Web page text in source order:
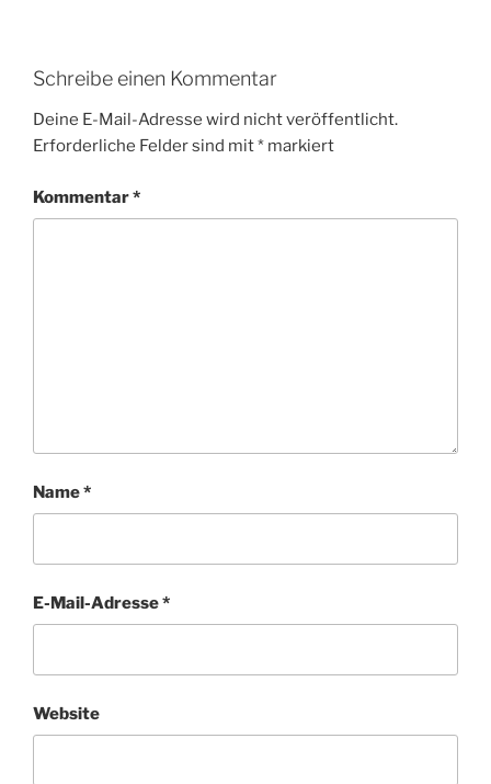
Schreibe einen Kommentar
Deine E-Mail-Adresse wird nicht veröffentlicht.
Erforderliche Felder sind mit* markiert
Kommentar*
Name*
E-Mail-Adresse*
Website